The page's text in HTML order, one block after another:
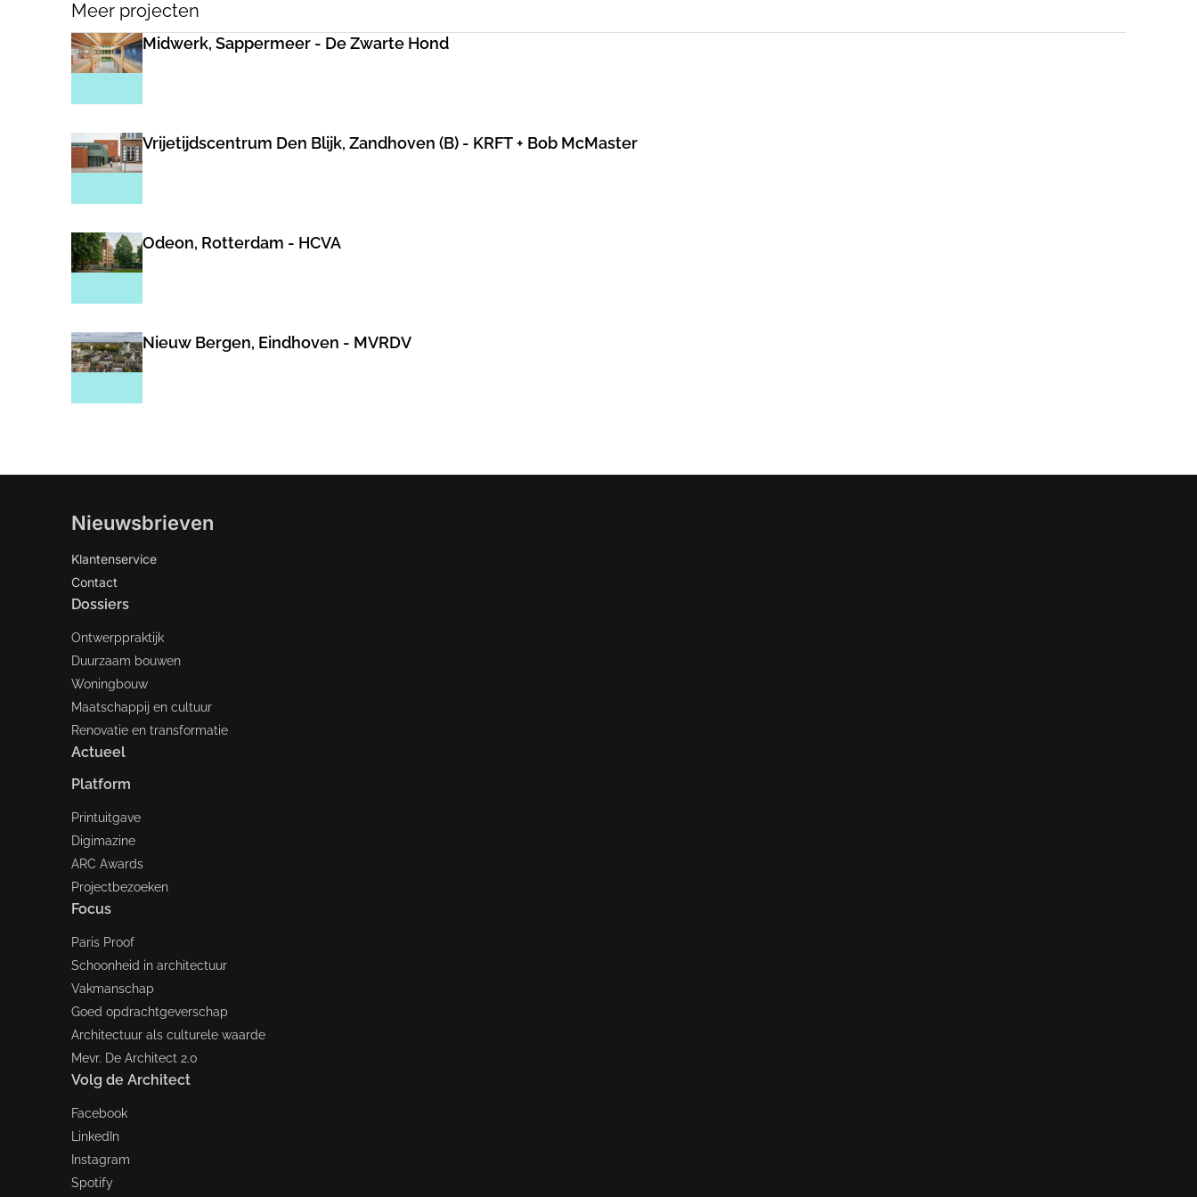
Meer projecten
Midwerk, Sappermeer - De Zwarte Hond
Vrijetijdscentrum Den Blijk, Zandhoven (B) - KRFT + Bob McMaster
Odeon, Rotterdam - HCVA
Nieuw Bergen, Eindhoven - MVRDV
Nieuwsbrieven
Klantenservice
Contact
Dossiers
Ontwerppraktijk
Duurzaam bouwen
Woningbouw
Maatschappij en cultuur
Renovatie en transformatie
Actueel
Platform
Printuitgave
Digimazine
ARC Awards
Projectbezoeken
Focus
Paris Proof
Schoonheid in architectuur
Vakmanschap
Goed opdrachtgeverschap
Architectuur als culturele waarde
Mevr. De Architect 2.0
Volg de Architect
Facebook
LinkedIn
Instagram
Spotify